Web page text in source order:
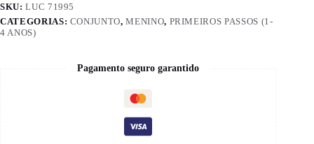
SKU:LUC 71995
CATEGORIAS: CONJUNTO,MENINO, PRIMEIROS PASSOS (1-
4 ANOS)
Pagamento seguro garantido